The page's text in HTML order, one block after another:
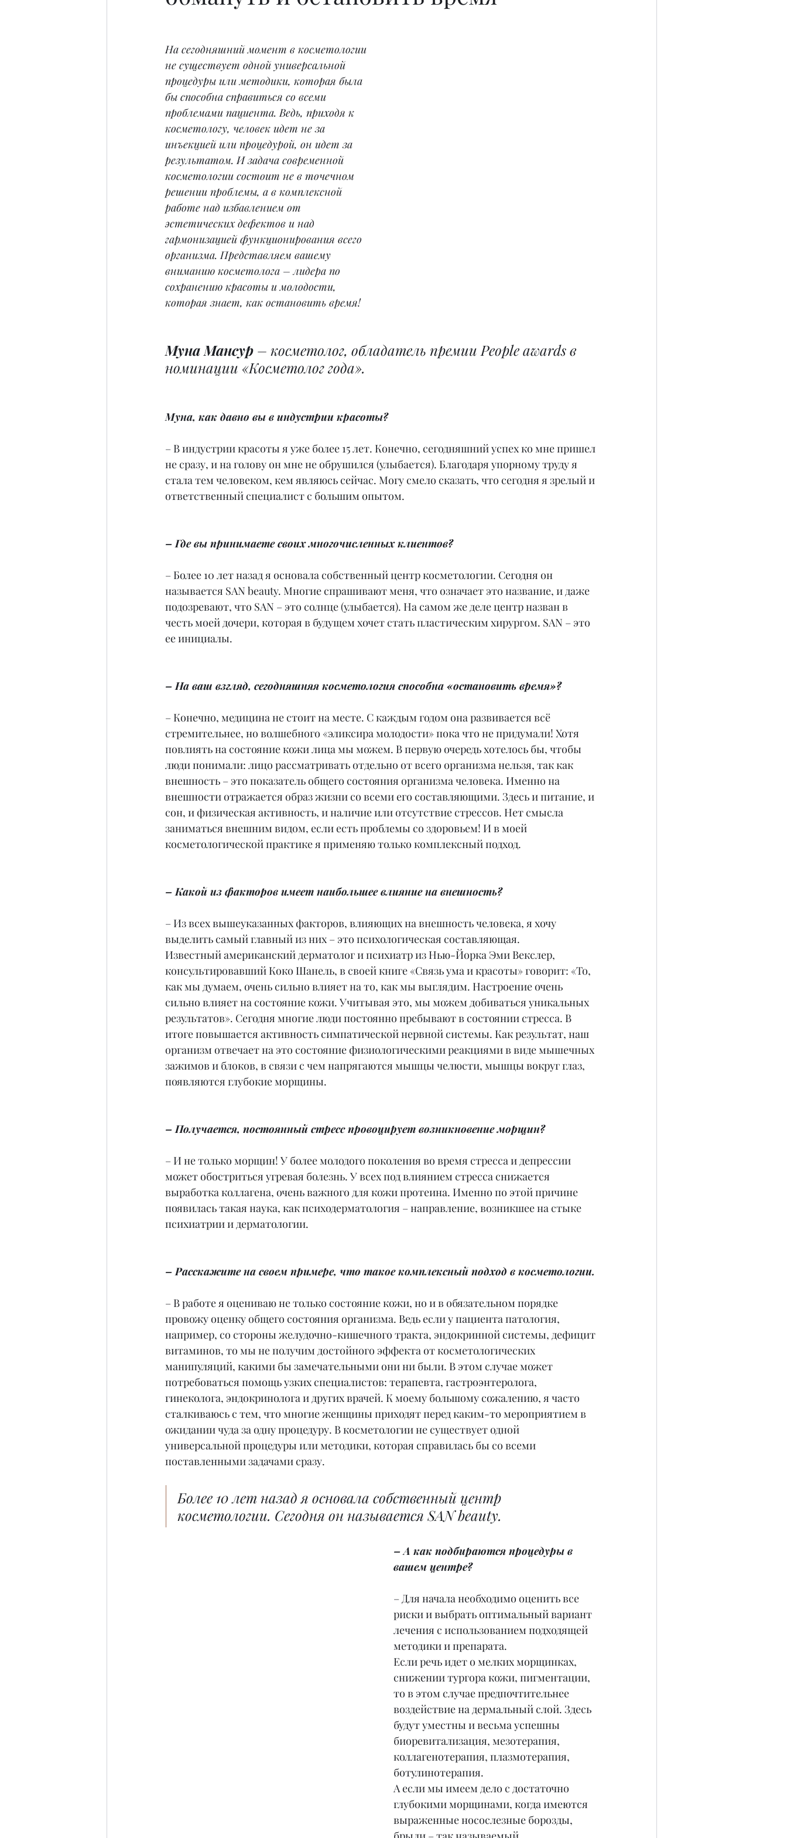
На сегодняшний момент в косметологии
не существует одной универсальной
процедуры или методики, которая была
бы способна справиться со всеми
проблемами пациента. Ведь, приходя к
косметологу, человек идет не за
инъекцией или процедурой, он идет за
результатом. И задача современной
косметологии состоит не в точечном
решении проблемы, а в комплексной
работе над избавлением от
эстетических дефектов и над
гармонизацией функционирования всего
организма. Представляем вашему
вниманию косметолога – лидера по
сохранению красоты и молодости,
которая знает, как остановить время!
Муна Мансур – косметолог, обладатель премии People awards в
номинации «Косметолог года».
Муна, как давно вы в индустрии красоты?
– В индустрии красоты я уже более 15 лет. Конечно, сегодняшний успех ко мне пришел
не сразу, и на голову он мне не обрушился (улыбается). Благодаря упорному труду я
стала тем человеком, кем являюсь сейчас. Могу смело сказать, что сегодня я зрелый и
ответственный специалист с большим опытом.
– Где вы принимаете своих многочисленных клиентов?
– Более 10 лет назад я основала собственный центр косметологии. Сегодня он
называется SAN beauty. Многие спрашивают меня, что означает это название, и даже
подозревают, что SAN – это солнце (улыбается). На самом же деле центр назван в
честь моей дочери, которая в будущем хочет стать пластическим хирургом. SAN – это
ее инициалы.
– На ваш взгляд, сегодняшняя косметология способна «остановить время»?
– Конечно, медицина не стоит на месте. С каждым годом она развивается всё
стремительнее, но волшебного «эликсира молодости» пока что не придумали! Хотя
повлиять на состояние кожи лица мы можем. В первую очередь хотелось бы, чтобы
люди понимали: лицо рассматривать отдельно от всего организма нельзя, так как
внешность – это показатель общего состояния организма человека. Именно на
внешности отражается образ жизни со всеми его составляющими. Здесь и питание, и
сон, и физическая активность, и наличие или отсутствие стрессов. Нет смысла
заниматься внешним видом, если есть проблемы со здоровьем! И в моей
косметологической практике я применяю только комплексный подход.
– Какой из факторов имеет наибольшее влияние на внешность?
– Из всех вышеуказанных факторов, влияющих на внешность человека, я хочу
выделить самый главный из них – это психологическая составляющая.
Известный американский дерматолог и психиатр из Нью-Йорка Эми Векслер,
консультировавший Коко Шанель, в своей книге «Связь ума и красоты» говорит: «То,
как мы думаем, очень сильно влияет на то, как мы выглядим. Настроение очень
сильно влияет на состояние кожи. Учитывая это, мы можем добиваться уникальных
результатов». Сегодня многие люди постоянно пребывают в состоянии стресса. В
итоге повышается активность симпатической нервной системы. Как результат, наш
организм отвечает на это состояние физиологическими реакциями в виде мышечных
зажимов и блоков, в связи с чем напрягаются мышцы челюсти, мышцы вокруг глаз,
появляются глубокие морщины.
– Получается, постоянный стресс провоцирует возникновение морщин?
– И не только морщин! У более молодого поколения во время стресса и депрессии
может обостриться угревая болезнь. У всех под влиянием стресса снижается
выработка коллагена, очень важного для кожи протеина. Именно по этой причине
появилась такая наука, как психодерматология – направление, возникшее на стыке
психиатрии и дерматологии.
– Расскажите на своем примере, что такое комплексный подход в косметологии.
– В работе я оцениваю не только состояние кожи, но и в обязательном порядке
провожу оценку общего состояния организма. Ведь если у пациента патология,
например, со стороны желудочно-кишечного тракта, эндокринной системы, дефицит
витаминов, то мы не получим достойного эффекта от косметологических
манипуляций, какими бы замечательными они ни были. В этом случае может
потребоваться помощь узких специалистов: терапевта, гастроэнтеролога,
гинеколога, эндокринолога и других врачей. К моему большому сожалению, я часто
сталкиваюсь с тем, что многие женщины приходят перед каким-то мероприятием в
ожидании чуда за одну процедуру. В косметологии не существует одной
универсальной процедуры или методики, которая справилась бы со всеми
поставленными задачами сразу.
Более 10 лет назад я основала собственный центр
косметологии. Сегодня он называется SAN beauty.
– А как подбираются процедуры в
вашем центре?
– Для начала необходимо оценить все
риски и выбрать оптимальный вариант
лечения с использованием подходящей
методики и препарата.
Если речь идет о мелких морщинках,
снижении тургора кожи, пигментации,
то в этом случае предпочтительнее
воздействие на дермальный слой. Здесь
будут уместны и весьма успешны
биоревитализация, мезотерапия,
коллагенотерапия, плазмотерапия,
ботулинотерапия.
А если мы имеем дело с достаточно
глубокими морщинами, когда имеются
выраженные носослезные борозды,